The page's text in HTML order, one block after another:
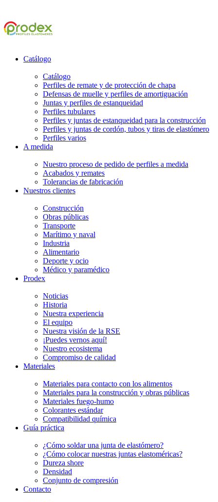
Catálogo
Catálogo
Perfiles de remate y de protección de chapa
Defensas de muelle y perfiles de amortiguación
Juntas y perfiles de estanqueidad
Perfiles tubulares
Perfiles y juntas de estanqueidad para la construcción
Perfiles y juntas de cordón, tubos y tiras de elastómero
Perfiles varios
A medida
Nuestro proceso de pedido de perfiles a medida
Acabados y remates
Tolerancias de fabricación
Nuestros clientes
Construcción
Obras públicas
Transporte
Marítimo y naval
Industria
Alimentario
Deporte y ocio
Médico y paramédico
Prodex
Noticias
Historia
Nuestra experiencia
El equipo
Nuestra visión de la RSE
¡Puedes vernos aquí!
Nuestro ecosistema
Compromiso de calidad
Materiales
Materiales para contacto con los alimentos
Materiales para la construcción y obras públicas
Materiales fuego-humo
Colorantes estándar
Compatibilidad química
Guía práctica
¿Cómo soldar una junta de elastómero?
¿Cómo colocar nuestras juntas elastoméricas?
Dureza shore
Densidad
Conjunto de compresión
Contacto